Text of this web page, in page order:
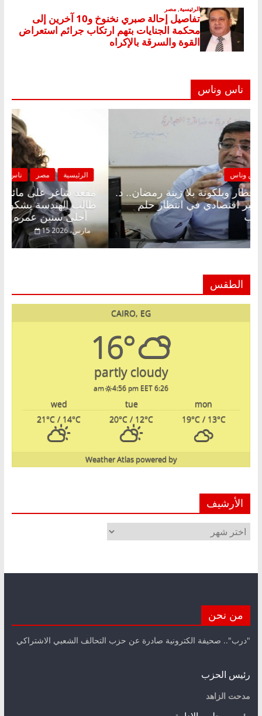
ناس وناس
الرئيسية مصر
مقعد شاغر على الإفطار وبلكونة بلا زينة رمضان.. د.
عبدالخالق فاروق خبير اقتصادي في انتظار حلم
الحرية ولمة الحبايب
22 فبراير، 2026
الطقس
CAIRO, EG
16°
partly cloudy
6:26 am
4:56 pm EET
mon
tue
wed
19°C/ 13°C
20°C / 12°C
21°C / 14°C
powered by
Weather Atlas
الأرشيف
الأرشيف
من نحن
"درب".. صحيفة الكترونية صادرة عن حزب التحالف الشعبي الاشتراكي
رئيس الحزب
مدحت الزاهد